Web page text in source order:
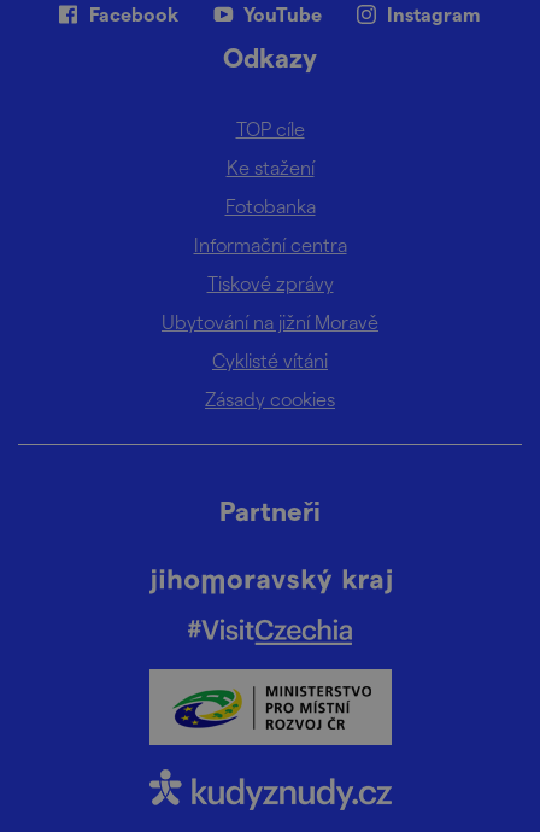
Facebook YouTube Instagram
Odkazy
TOP cíle
Ke stažení
Fotobanka
Informační centra
Tiskové zprávy
Ubytování na jižní Moravě
Cyklisté vítáni
Zásady cookies
Partneři